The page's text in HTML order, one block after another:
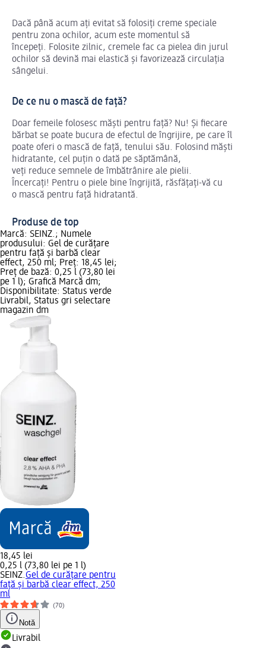
Dacă până acum ați evitat să folosiți creme speciale
pentru zona ochilor, acum este momentul să
începeți. Folosite zilnic, cremele fac ca pielea din jurul
ochilor să devină mai elastică și favorizează circulația
sângelui.
De ce nu o mască de față?
Doar femeile folosesc măști pentru față? Nu! Și fiecare
bărbat se poate bucura de efectul de îngrijire, pe care îl
poate oferi o mască de față, tenului său. Folosind măști
hidratante, cel puțin o dată pe săptămână,
veți reduce semnele de îmbătrânire ale pielii.
Încercați! Pentru o piele bine îngrijită, răsfățați-vă cu
o mască pentru față hidratantă.
Produse de top
Marcă: SEINZ.; Numele
produsului: Gel de curățare
pentru față și barbă clear
effect, 250 ml; Preț: 18,45 lei;
Preț de bază: 0,25 l (73,80 lei
pe 1 l); Grafică Marcă dm;
Disponibilitate: Status verde
Livrabil, Status gri selectare
magazin dm
18,45 lei
0,25 l (73,80 lei pe 1 l)
SEINZ.Gel de curățare pentru
față și barbă clear effect, 250
ml
(70)
Notă
Livrabil